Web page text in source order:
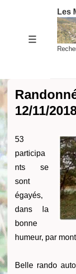
MENU
Les
12/11/
53
participa
nts se
sont
égayés,
dans la
bonne
humeur, par
Belle rando